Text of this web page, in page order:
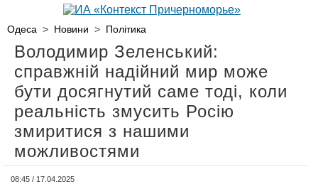
Одеса > Новини > Політика
Володимир Зеленський:
справжній надійний мир може
бути досягнутий саме тоді, коли
реальність змусить Росію
змиритися з нашими
можливостями
08:45 / 17.04.2025